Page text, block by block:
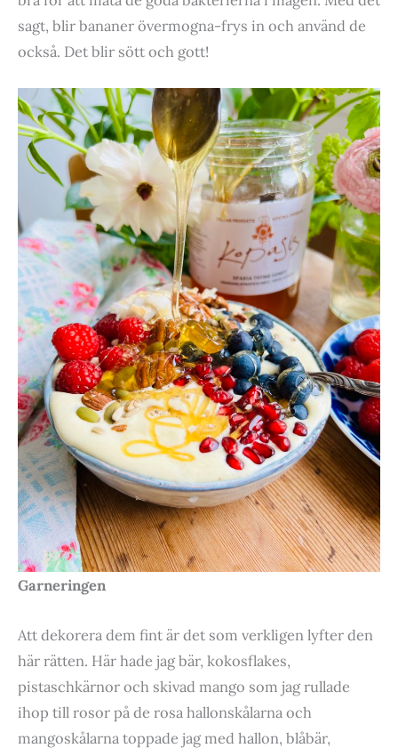
sagt, blir bananer övermogna-frys in och använd de
också. Det blir sött och gott!
Garneringen
Att dekorera dem fint är det som verkligen lyfter den
här rätten. Här hade jag bär, kokosflakes,
pistaschkärnor och skivad mango som jag rullade
ihop till rosor på de rosa hallonskålarna och
mangoskålarna toppade jag med hallon, blåbär,